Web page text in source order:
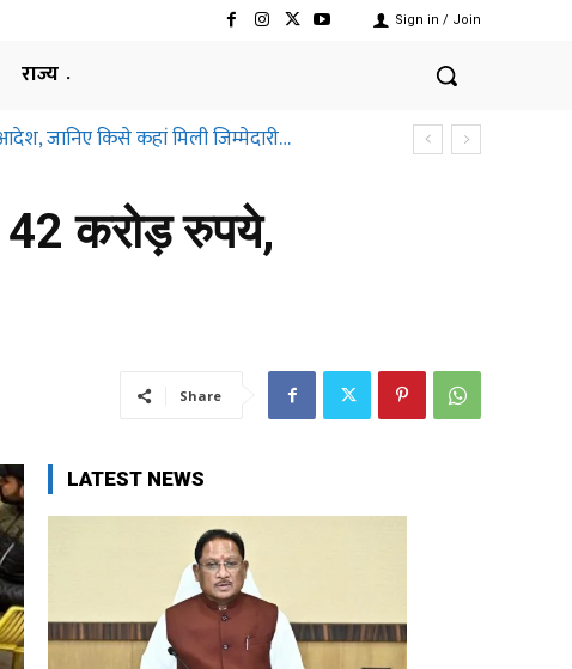
Sign in / Join
राज्य
जानिए किसे कहां मिली जिम्मेदारी…
करोड़ रुपये,
Share
LATEST NEWS